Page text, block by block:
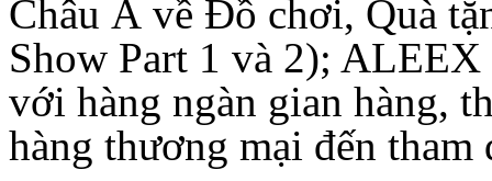
Châu Á về Đồ chơi, Quà
Show Part 1 và 2);
với hàng ngàn gian hàng,
hàng thương mại đến tham